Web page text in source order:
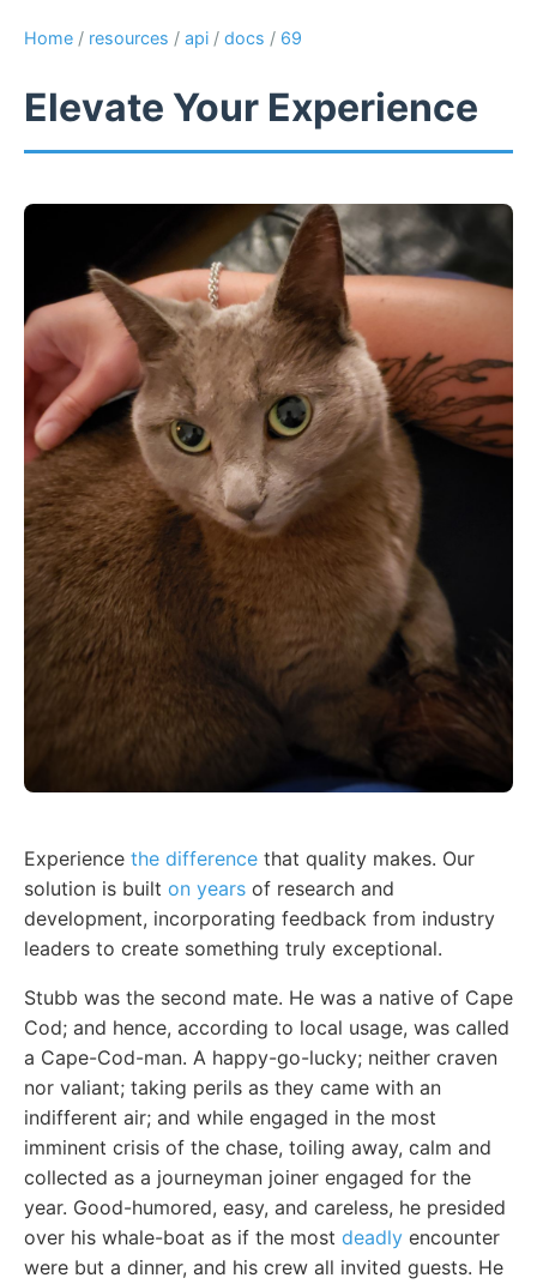
Home / resources / api / docs / 69
Elevate Your Experience
Experience the difference that quality makes. Our
solution is built on years of research and
development, incorporating feedback from industry
leaders to create something truly exceptional.
Stubb was the second mate. He was a native of Cape
Cod; and hence, according to local usage, was called
a Cape-Cod-man. A happy-go-lucky; neither craven
nor valiant; taking perils as they came with an
indifferent air; and while engaged in the most
imminent crisis of the chase, toiling away, calm and
collected as a journeyman joiner engaged for the
year. Good-humored, easy, and careless, he presided
over his whale-boat as if the most deadly encounter
were but a dinner, and his crew all invited guests. He